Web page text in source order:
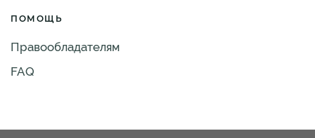
ПОМОЩЬ
Правообладателям
FAQ